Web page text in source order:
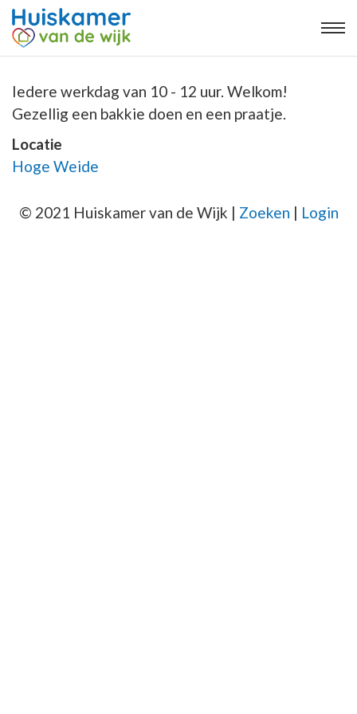
Iedere werkdag van 10 - 12 uur. Welkom!
Gezellig een bakkie doen en een praatje.
Locatie
Hoge Weide
© 2021 Huiskamer van de Wijk | Zoeken | Login